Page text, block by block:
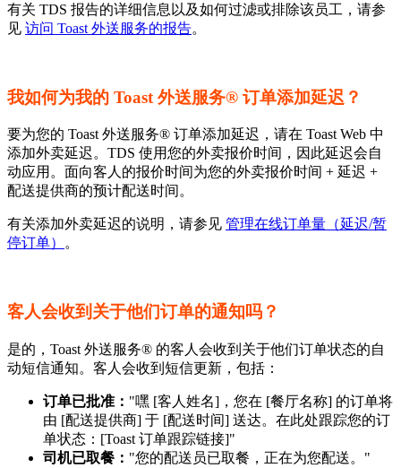
有关 TDS 报告的详细信息以及如何过滤或排除该员工，请参
见 访问 Toast 外送服务的报告。
我如何为我的 Toast 外送服务® 订单添加延迟？
要为您的 Toast 外送服务® 订单添加延迟，请在 Toast Web 中
添加外卖延迟。TDS 使用您的外卖报价时间，因此延迟会自
动应用。面向客人的报价时间为您的外卖报价时间 + 延迟 +
配送提供商的预计配送时间。
有关添加外卖延迟的说明，请参见 管理在线订单量（延迟/暂
停订单）
。
客人会收到关于他们订单的通知吗？
是的，Toast 外送服务® 的客人会收到关于他们订单状态的自
动短信通知。客人会收到短信更新，包括：
订单已批准： "嘿 [客人姓名]，您在 [餐厅名称] 的订单将
由 [配送提供商] 于 [配送时间] 送达。在此处跟踪您的订
单状态：[Toast 订单跟踪链接]"
司机已取餐： "您的配送员已取餐，正在为您配送。"